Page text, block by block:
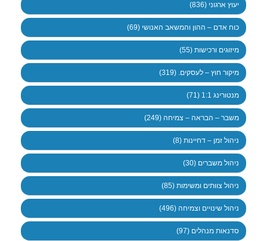
יעוץ ארגוני (836)
כוח אדם – ההון והמשאב האנושי (69)
מיזוגים ורכישות (55)
מיקור חוץ – לעסקים. (319)
מנטורינג 1:1 (71)
משבר – הבראה – צמיחה (249)
ניהול זמן – דחיינות (8)
ניהול משברים (30)
ניהול צוותים ומשימות (85)
ניהול שינויים וצמיחה (496)
סדנאות מנהלים (97)